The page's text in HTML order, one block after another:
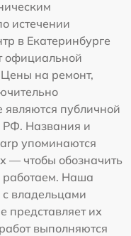
истечении
в Екатеринбурге
официальной
Цены на ремонт,
являются публичной
РФ. Названия и
упоминаются
— чтобы обозначить
работаем. Наша
владельцами
представляет их
выполняются